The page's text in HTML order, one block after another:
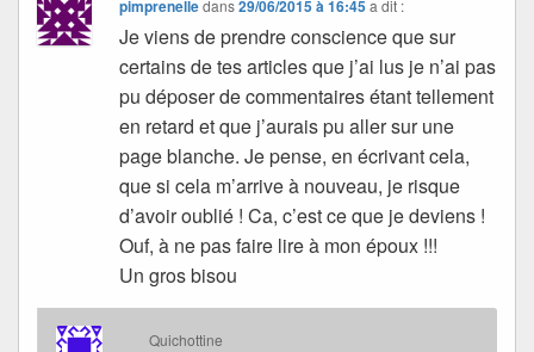
pimprenelledans29/06/2015 à 16:45 a dit :
Je viens de prendre conscience que sur
certains de tes articles que j’ai lus je n’ai pas
pu déposer de commentaires étant tellement
en retard et que j’aurais pu aller sur une
page blanche. Je pense, en écrivant cela,
que si cela m’arrive à nouveau, je risque
d’avoir oublié ! Ca, c’est ce que je deviens !
Ouf, à ne pas faire lire à mon époux !!!
Un gros bisou
Quichottine